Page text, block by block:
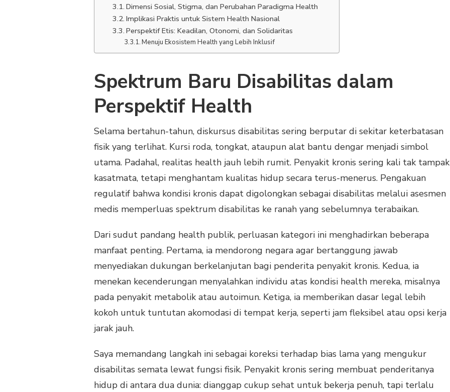
Dimensi Sosial, Stigma, dan Perubahan Paradigma Health
Implikasi Praktis untuk Sistem Health Nasional
Perspektif Etis: Keadilan, Otonomi, dan Solidaritas
Menuju Ekosistem Health yang Lebih Inklusif
Spektrum Baru Disabilitas dalam
Perspektif Health
Selama bertahun-tahun, diskursus disabilitas sering berputar di sekitar keterbatasan
fisik yang terlihat. Kursi roda, tongkat, ataupun alat bantu dengar menjadi simbol
utama. Padahal, realitas health jauh lebih rumit. Penyakit kronis sering kali tak tampak
kasatmata, tetapi menghantam kualitas hidup secara terus-menerus. Pengakuan
regulatif bahwa kondisi kronis dapat digolongkan sebagai disabilitas melalui asesmen
medis memperluas spektrum disabilitas ke ranah yang sebelumnya terabaikan.
Dari sudut pandang health publik, perluasan kategori ini menghadirkan beberapa
manfaat penting. Pertama, ia mendorong negara agar bertanggung jawab
menyediakan dukungan berkelanjutan bagi penderita penyakit kronis. Kedua, ia
menekan kecenderungan menyalahkan individu atas kondisi health mereka, misalnya
pada penyakit metabolik atau autoimun. Ketiga, ia memberikan dasar legal lebih
kokoh untuk tuntutan akomodasi di tempat kerja, seperti jam fleksibel atau opsi kerja
jarak jauh.
Saya memandang langkah ini sebagai koreksi terhadap bias lama yang mengukur
disabilitas semata lewat fungsi fisik. Penyakit kronis sering membuat penderitanya
hidup di antara dua dunia: dianggap cukup sehat untuk bekerja penuh, tapi terlalu